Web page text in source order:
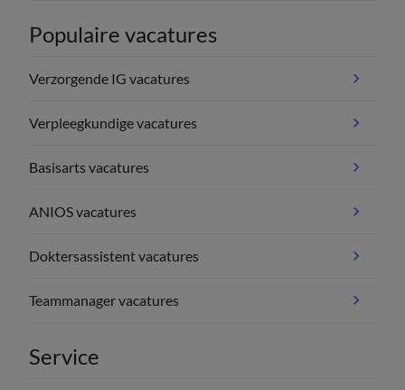
Populaire vacatures
Verzorgende IG vacatures
Verpleegkundige vacatures
Basisarts vacatures
ANIOS vacatures
Doktersassistent vacatures
Teammanager vacatures
Service